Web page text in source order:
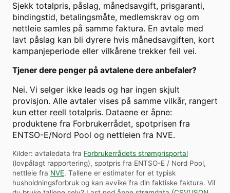
Sjekk totalpris, påslag, månedsavgift, prisgaranti,
bindingstid, betalingsmåte, medlemskrav og om
nettleie samles på samme faktura. En avtale med
lavt påslag kan bli dyrere hvis månedsavgiften, kort
kampanjeperiode eller vilkårene trekker feil vei.
Tjener dere penger på avtalene dere anbefaler?
Nei. Vi selger ikke leads og har ingen skjult
provisjon. Alle avtaler vises på samme vilkår, rangert
kun etter reell totalpris. Dataene er åpne:
produktene fra Forbrukerrådet, spotprisen fra
ENTSO-E/Nord Pool og nettleien fra NVE.
Kilder: avtaledata fra Forbrukerrådets strømprisportal
(lovpålagt rapportering), spotpris fra ENTSO-E / Nord Pool,
nettleie fra NVE. Tallene er estimater for et typisk
husholdningsforbruk og kan avvike fra din faktiske faktura. Vil